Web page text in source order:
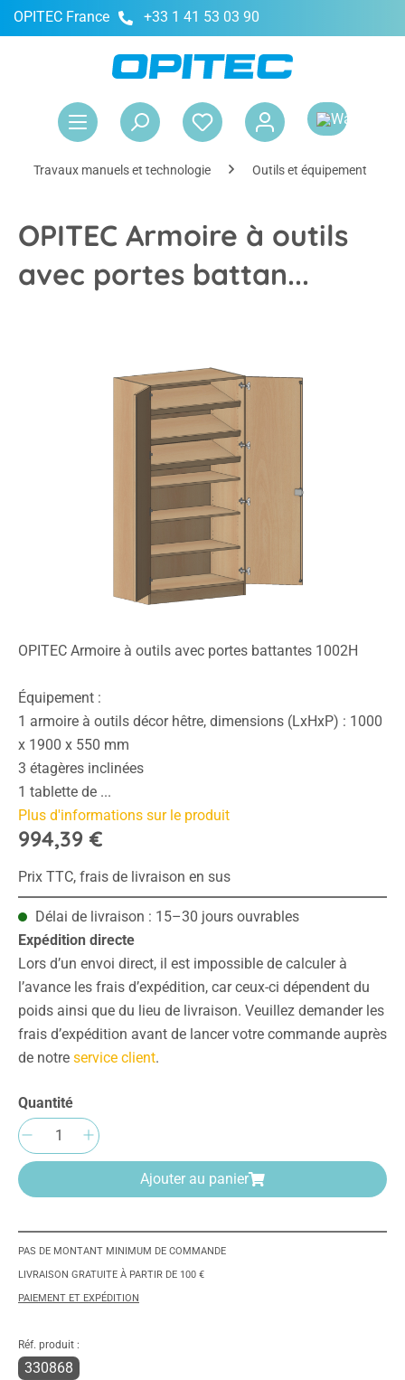
principal
OPITEC France +33 1 41 53 03 90
Travaux manuels et technologie Outils et équipement
OPITEC Armoire à outils
avec portes battan...
OPITEC Armoire à outils avec portes battantes 1002H
Équipement :
1 armoire à outils décor hêtre, dimensions (LxHxP) : 1000
x 1900 x 550 mm
3 étagères inclinées
1 tablette de ...
Plus d'informations sur le produit
994,39 €
Prix TTC, frais de livraison en sus
Délai de livraison : 15–30 jours ouvrables
Expédition directe
Lors d’un envoi direct, il est impossible de calculer à
l’avance les frais d’expédition, car ceux-ci dépendent du
poids ainsi que du lieu de livraison. Veuillez demander les
frais d’expédition avant de lancer votre commande auprès
de notre service client.
Quantité
Quantité de produit : Entrez la quantité
Ajouter au panier
PAS DE MONTANT MINIMUM DE COMMANDE
LIVRAISON GRATUITE À PARTIR DE 100 €
PAIEMENT ET EXPÉDITION
Réf. produit :
330868